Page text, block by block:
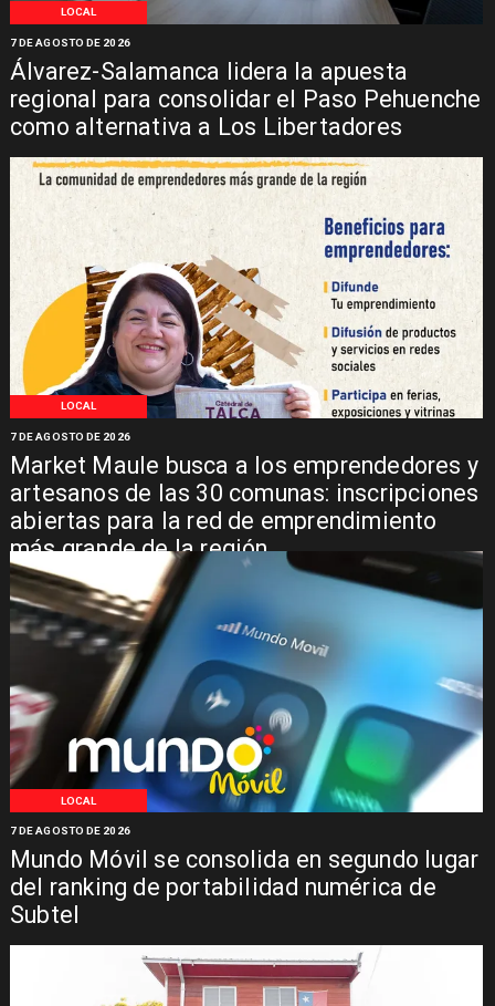
LOCAL
Álvarez-Salamanca lidera la apuesta
regional para consolidar el Paso Pehuenche
como alternativa a Los Libertadores
7 DE AGOSTO DE 2026
LOCAL
Market Maule busca a los emprendedores y
artesanos de las 30 comunas: inscripciones
abiertas para la red de emprendimiento
más grande de la región
7 DE AGOSTO DE 2026
LOCAL
Mundo Móvil se consolida en segundo lugar
del ranking de portabilidad numérica de
Subtel
7 DE AGOSTO DE 2026